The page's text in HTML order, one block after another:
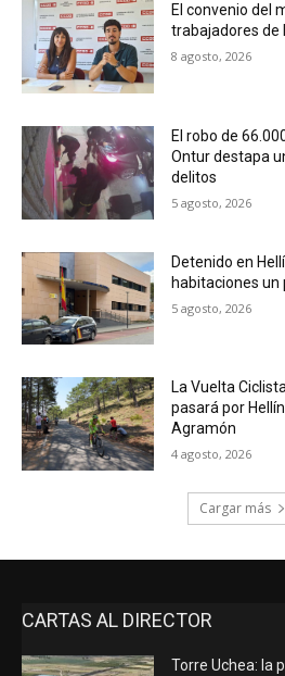
El convenio del
trabajadores de
8 agosto, 2026
El robo de
Ontur destapa
delitos
5 agosto, 2026
Detenido en
habitaciones un
5 agosto, 2026
La Vuelta
pasará por
Agramón
4 agosto, 2026
Cargar más
CARTAS AL DIRECTOR
Torre Uchea: la